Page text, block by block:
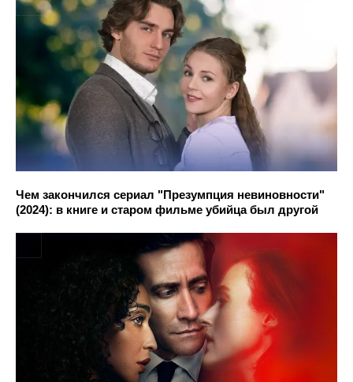
Чем закончился сериал "Презумпция невиновности"
(2024): в книге и старом фильме убийца был другой